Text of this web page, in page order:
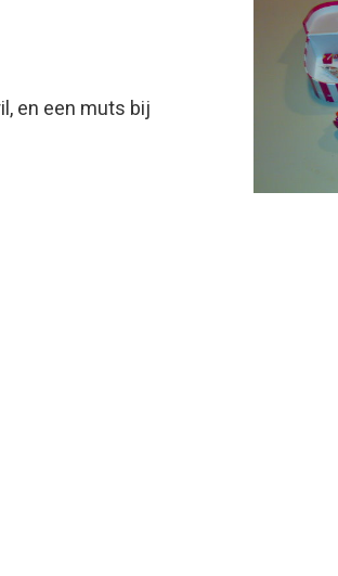
en een muts bij